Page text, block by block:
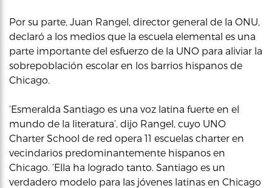
Por su parte, Juan Rangel, director general de la ONU,
declaró a los medios que la escuela elemental es una
parte importante del esfuerzo de la UNO para aliviar la
sobrepoblación escolar en los barrios hispanos de
Chicago.
‘Esmeralda Santiago es una voz latina fuerte en el
mundo de la literatura’, dijo Rangel, cuyo UNO
Charter School de red opera 11 escuelas charter en
vecindarios predominantemente hispanos en
Chicago. ‘Ella ha logrado tanto. Santiago es un
verdadero modelo para las jóvenes latinas en Chicago